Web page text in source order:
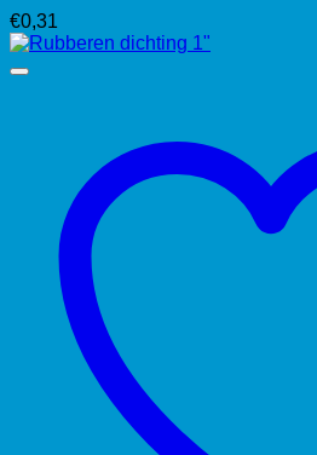
€0,31